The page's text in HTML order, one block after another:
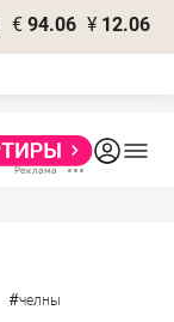
€ 94.06 ¥ 12.06
#челны